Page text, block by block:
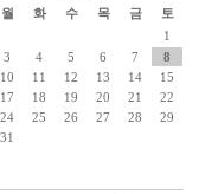
월 화 수 목 금
토
1
3 4 5 6 7
8
10 11 12 13 14
15
17 18 19 20 21
22
24 25 26 27 28
29
31